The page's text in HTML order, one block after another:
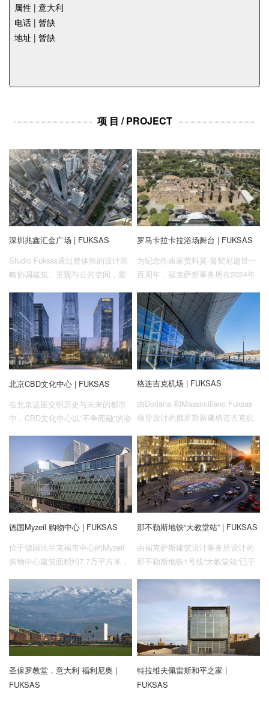
属性 | 意大利
电话 | 暂缺
地址 | 暂缺
项 目 / PROJECT
深圳兆鑫汇金广场 | FUKSAS
Studio Fuksas通过整体性的设计策
略协调建筑、景观与公共空间，塑
形象。
罗马卡拉卡拉浴场舞台 | FUKSAS
为纪念作曲家贾科莫·普契尼逝世一
百周年，福克萨斯事务所在2024年
有戏剧张力的舞台设计项目，向这
位音乐巨匠致敬。该舞台主要为两
部经典歌剧《托斯卡》和《图兰
朵》的演出而搭建。
北京CBD文化中心 | FUKSAS
在北京这座交织历史与未来的都市
中，CBD文化中心以“不争而融”的姿
哗，却用镜面般的外立面将城市的
活力映射其上
格连吉克机场 | FUKSAS
由Doriana 和Massimiliano Fuksas
领导设计的俄罗斯新建格连吉克机
全面投入运营。该项目在2018年赢
得了该机场设计竞赛，它是一次对
机场建筑全新模式的重要设计实
验，充分强调建筑与其周边景观的
连续性，注重用户的旅行体验。新
机场将俄罗斯著名的黑海度假城市
之——格连吉克，与许多俄罗斯境
内重要城市相连，包括莫斯科、圣
彼得堡、喀山和叶卡捷琳堡。
德国Myzeil 购物中心 | FUKSAS
位于德国法兰克福市中心的Myzeil
购物中心建筑面积约7.7万平方米，
列商业、休闲、儿童文娱、餐饮等
设施。
那不勒斯地铁“大教堂站” | FUKSAS
由福克萨斯建筑设计事务所设计的
那不勒斯地铁1号线“大教堂站“已于
圣保罗教堂，意大利 福利尼奥 |
FUKSAS
特拉维夫佩雷斯和平之家 |
FUKSAS